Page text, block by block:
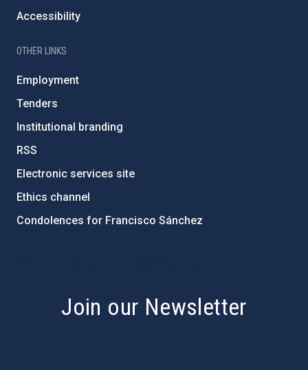
Accessibility
OTHER LINKS
Employment
Tenders
Institutional branding
RSS
Electronic services site
Ethics channel
Condolences for Francisco Sánchez
Join our Newsletter